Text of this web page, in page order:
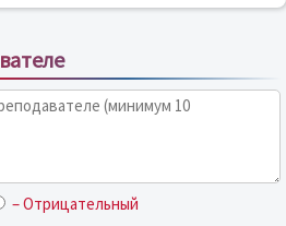
– Отрицательный